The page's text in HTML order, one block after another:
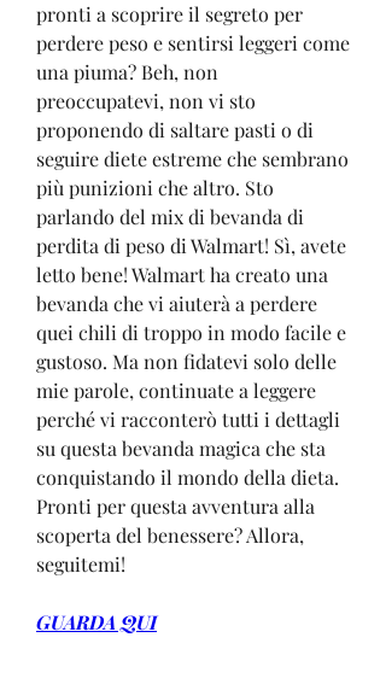
pronti a scoprire il segreto per
perdere peso e sentirsi leggeri come
una piuma? Beh, non
preoccupatevi, non vi sto
proponendo di saltare pasti o di
seguire diete estreme che sembrano
più punizioni che altro. Sto
parlando del mix di bevanda di
perdita di peso di Walmart! Sì, avete
letto bene! Walmart ha creato una
bevanda che vi aiuterà a perdere
quei chili di troppo in modo facile e
gustoso. Ma non fidatevi solo delle
mie parole, continuate a leggere
perché vi racconterò tutti i dettagli
su questa bevanda magica che sta
conquistando il mondo della dieta.
Pronti per questa avventura alla
scoperta del benessere? Allora,
seguitemi!
GUARDA QUI